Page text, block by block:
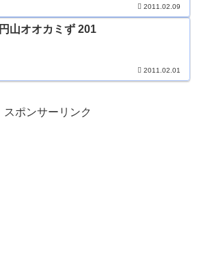
2011.02.09
円山オオカミず 201
2011.02.01
スポンサーリンク